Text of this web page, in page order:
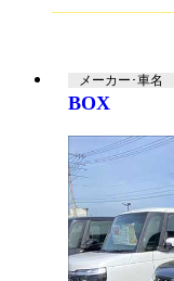
メーカー･車名
BOX